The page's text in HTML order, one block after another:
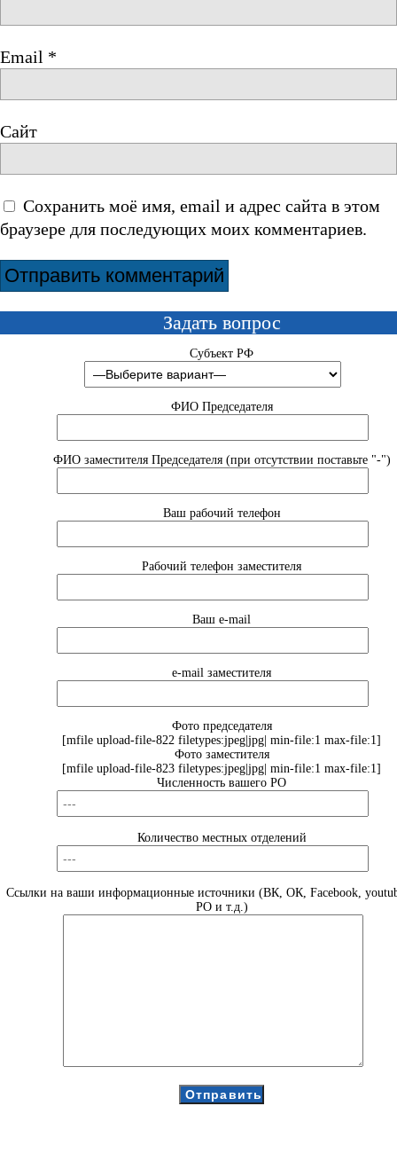
Email *
Сайт
Сохранить моё имя, email и адрес сайта в этом
браузере для последующих моих комментариев.
Задать вопрос
Субъект РФ
ФИО Председателя
ФИО заместителя Председателя (при отсутствии поставьте "-")
Ваш рабочий телефон
Рабочий телефон заместителя
Ваш e-mail
e-mail заместителя
Фото председателя
[mfile upload-file-822 filetypes:jpeg|jpg| min-file:1 max-file:1]
Фото заместителя
[mfile upload-file-823 filetypes:jpeg|jpg| min-file:1 max-file:1]
Численность вашего РО
Количество местных отделений
Ссылки на ваши информационные источники (ВК, ОК, Facebook,
РО и т.д.)